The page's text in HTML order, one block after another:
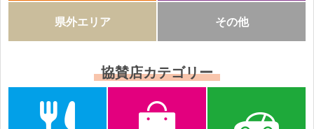
県外エリア その他
協賛店カテゴリー